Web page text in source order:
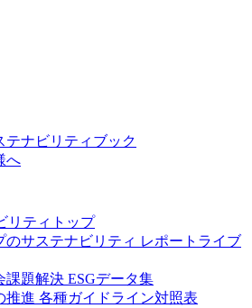
テナビリティブック
へ
リティトップ
のサステナビリティ レポートライブ
課題解決 ESGデータ集
推進 各種ガイドライン対照表